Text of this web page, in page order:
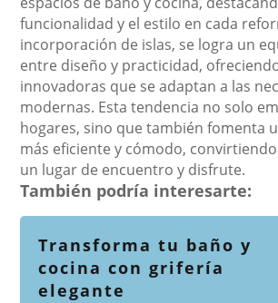
funcionalidad y el estilo en cada
incorporación de islas, se logra un
entre diseño y practicidad,
innovadoras que se adaptan a las
modernas. Esta tendencia no solo
hogares, sino que también fomenta
más eficiente y cómodo,
un lugar de encuentro y disfrute.
También podría interesarte:
Transforma tu baño y
cocina con grifería
elegante